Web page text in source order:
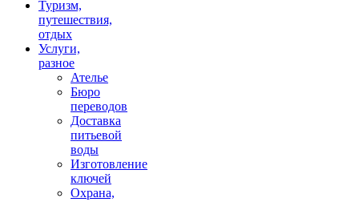
Туризм,
путешествия,
отдых
Услуги,
разное
Ателье
Бюро
переводов
Доставка
питьевой
воды
Изготовление
ключей
Охрана,